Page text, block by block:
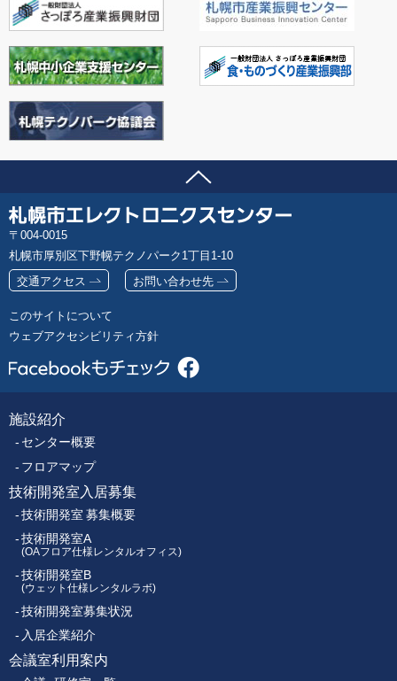
ページの先頭へ
問い合わせ先
郵
便
番
号
004-0015
札幌市厚別区下野幌テクノパーク1丁目1-10
交通アクセス
お問い合わせ先
このサイトについて
ウェブアクセシビリティ方針
フ
ッ
タ
ー
メ
ニ
ュ
施設紹介
センター概要
フロアマップ
技術開発室入居募集
技術開発室 募集概要
技術開発室A
(OAフロア仕様レンタルオフィス)
技術開発室B
(ウェット仕様レンタルラボ)
技術開発室募集状況
入居企業紹介
会議室利用案内